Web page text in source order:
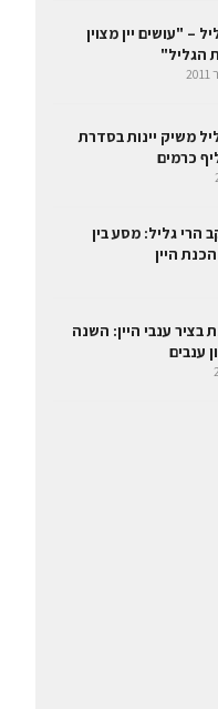
– "עושים יין מצוין
הגליל"
משיק יינות בסדרת
כרמים
הרי גליל: מסע בין
היין
בציר ענבי היין: השנה